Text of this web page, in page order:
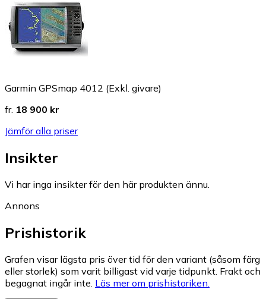
Garmin GPSmap 4012 (Exkl. givare)
fr. 18 900 kr
Jämför alla priser
Insikter
Vi har inga insikter för den här produkten ännu.
Annons
Prishistorik
Grafen visar lägsta pris över tid för den variant (såsom färg
eller storlek) som varit billigast vid varje tidpunkt. Frakt och
begagnat ingår inte. Läs mer om prishistoriken.